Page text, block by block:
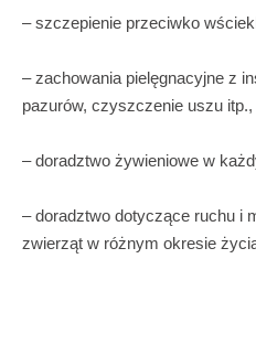
– szczepienie przeciwko
– zachowania pielęgnacyjne z
pazurów, czyszczenie uszu itp.,
– doradztwo żywieniowe w
– doradztwo dotyczące ruchu i
zwierząt w różnym okresie